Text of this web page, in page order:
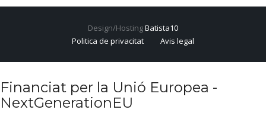
Design/HostingBatista10
Politica de privacitat
Avis legal
Financiat per la Unió Europea -
NextGenerationEU